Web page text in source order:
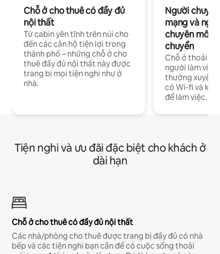
Chỗ ở cho thuê có đầy đủ
nội thất
Từ cabin yên tĩnh trên núi cho
đến các căn hộ tiện lợi trong
thành phố – những chỗ ở cho
thuê đầy đủ nội thất này được
trang bị mọi tiện nghi như ở
nhà.
Người
mạng và
chuyên môn
chuyển
Chỗ ở thoải
người làm việc
thường xuyên
có Wi-fi và
để làm việc.
Tiện nghi và ưu đãi đặc biệt cho khách ở
dài hạn
Chỗ ở cho thuê có đầy đủ nội thất
Các nhà/phòng cho thuê được trang bị đầy đủ có nhà
bếp và các tiện nghi bạn cần để có cuộc sống thoải